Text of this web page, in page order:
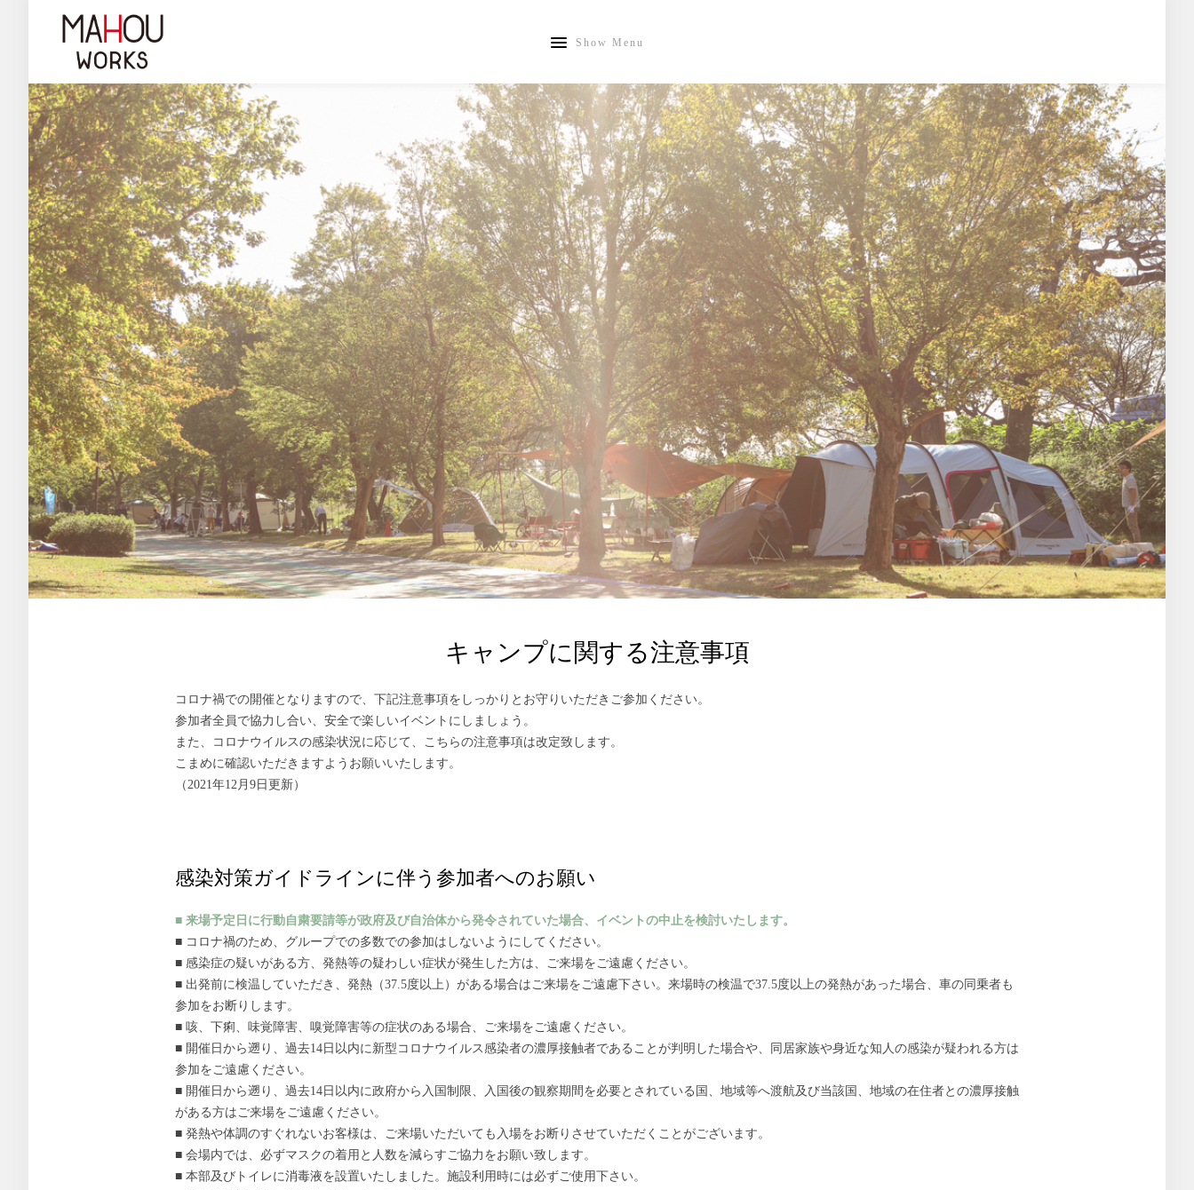
Show Menu
キャンプに関する注意事項
コロナ禍での開催となりますので、下記注意事項をしっかりとお守りいただきご参加ください。
参加者全員で協力し合い、安全で楽しいイベントにしましょう。
また、コロナウイルスの感染状況に応じて、こちらの注意事項は改定致します。
こまめに確認いただきますようお願いいたします。
（2021年12月9日更新）
感染対策ガイドラインに伴う参加者へのお願い
■ 来場予定日に行動自粛要請等が政府及び自治体から発令されていた場合、イベントの中止を検討いたします。
■ コロナ禍のため、グループでの多数での参加はしないようにしてください。
■ 感染症の疑いがある方、発熱等の疑わしい症状が発生した方は、ご来場をご遠慮ください。
■ 出発前に検温していただき、発熱（37.5度以上）がある場合はご来場をご遠慮下さい。来場時の検温で37.5度以上の発熱があった場合、車の同乗者も
参加をお断りします。
■ 咳、下痢、味覚障害、嗅覚障害等の症状のある場合、ご来場をご遠慮ください。
■ 開催日から遡り、過去14日以内に新型コロナウイルス感染者の濃厚接触者であることが判明した場合や、同居家族や身近な知人の感染が疑われる方は
参加をご遠慮ください。
■ 開催日から遡り、過去14日以内に政府から入国制限、入国後の観察期間を必要とされている国、地域等へ渡航及び当該国、地域の在住者との濃厚接触
がある方はご来場をご遠慮ください。
■ 発熱や体調のすぐれないお客様は、ご来場いただいても入場をお断りさせていただくことがございます。
■ 会場内では、必ずマスクの着用と人数を減らすご協力をお願い致します。
■ 本部及びトイレに消毒液を設置いたしました。施設利用時には必ずご使用下さい。